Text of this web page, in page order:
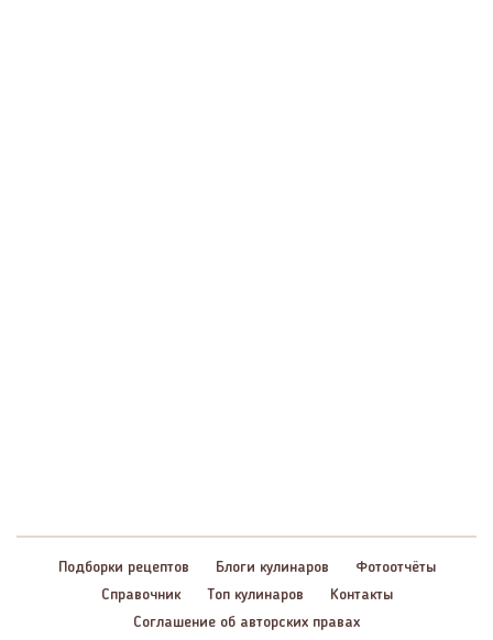
Подборки рецептов Блоги кулинаров
Фотоотчёты
Справочник
Топ кулинаров
Контакты
Соглашение об авторских правах